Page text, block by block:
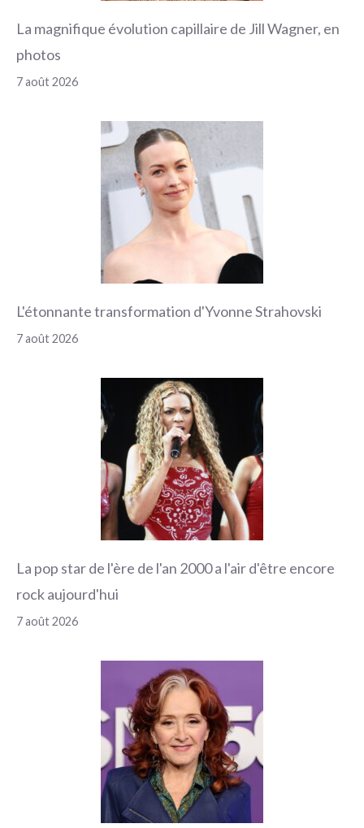
La magnifique évolution capillaire de Jill Wagner, en
photos
7 août 2026
L'étonnante transformation d'Yvonne Strahovski
7 août 2026
La pop star de l'ère de l'an 2000 a l'air d'être encore
rock aujourd'hui
7 août 2026